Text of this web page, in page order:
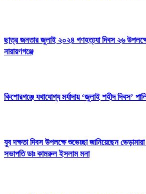
ছাত্র জনতার জুলাই ২০২৪ গণহত্য্যা দিবস ২৬
নারায়ণগঞ্জে
কিশোরগঞ্জে যথাযোগ্য মর্যাদায় ‘জুলাই শহীদ দিবস’
যুব দক্ষতা দিবস উপলক্ষে শুভেচ্ছা জানিয়েছেন
সভাপতি ডাঃ কামরুল ইসলাম মনা